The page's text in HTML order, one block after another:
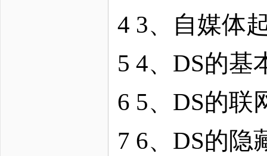
4 3、自媒体
5 4、DS的基
6 5、DS的联
7 6、DS的隐